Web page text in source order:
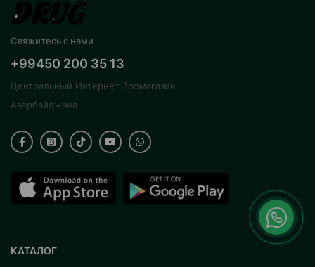
Свяжитесь с нами
+99450 200 35 13
Центральный Интернет Зоомагазин
Азербайджана
КАТАЛОГ